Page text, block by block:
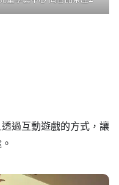
過互動遊戲的方式，讓